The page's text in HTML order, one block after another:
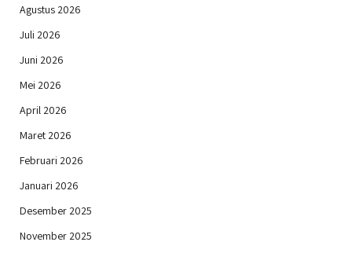
Agustus 2026
Juli 2026
Juni 2026
Mei 2026
April 2026
Maret 2026
Februari 2026
Januari 2026
Desember 2025
November 2025